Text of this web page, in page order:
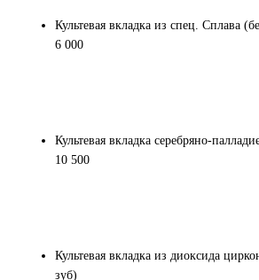
Культевая вкладка из спец. Сплава
6 000
Культевая вкладка серебряно-
10 500
Культевая вкладка из диоксида
зуб)